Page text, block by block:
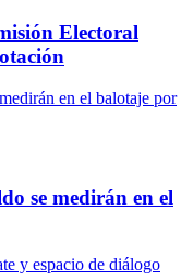
Electoral
se medirán en el